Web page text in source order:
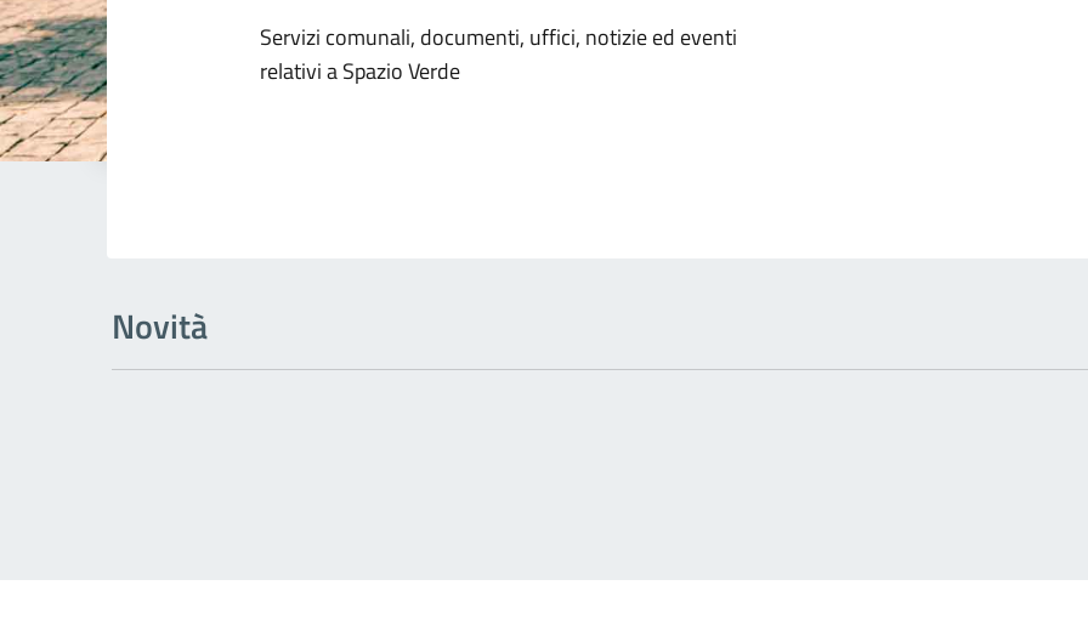
Dettagli dell'argomento
Servizi comunali, documenti, uffici, notizie ed eventi
relativi a Spazio Verde
Novità